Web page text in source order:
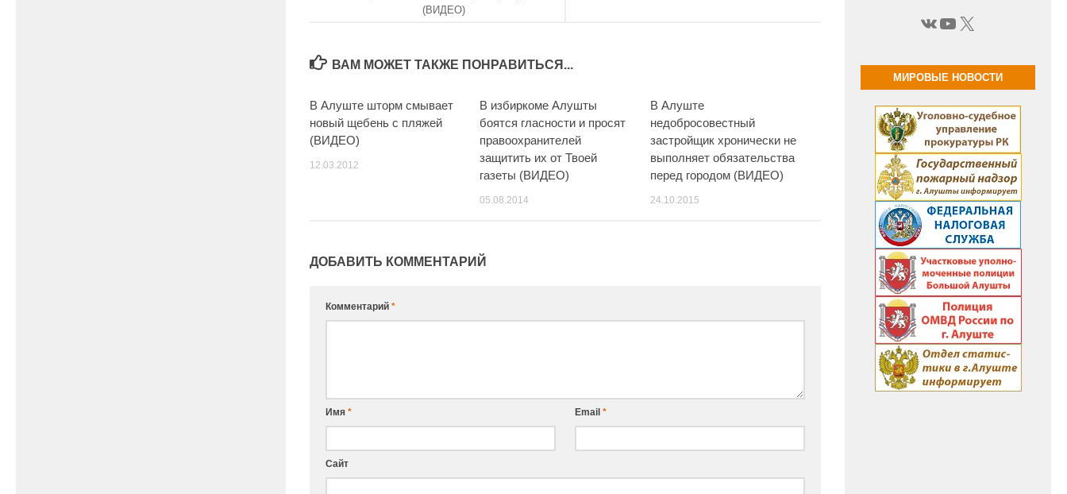
(ВИДЕО)
ВАМ МОЖЕТ ТАКЖЕ ПОНРАВИТЬСЯ...
В Алуште шторм смывает
новый щебень с пляжей
(ВИДЕО)
12.03.2012
В избиркоме Алушты
боятся гласности и просят
правоохранителей
защитить их от Твоей
газеты (ВИДЕО)
05.08.2014
В Алуште
недобросовестный
застройщик хронически не
выполняет обязательства
перед городом (ВИДЕО)
24.10.2015
ДОБАВИТЬ КОММЕНТАРИЙ
Комментарий *
Имя * Email*
Сайт
ВКонтакте
YouTube
X
МИРОВЫЕ НОВОСТИ